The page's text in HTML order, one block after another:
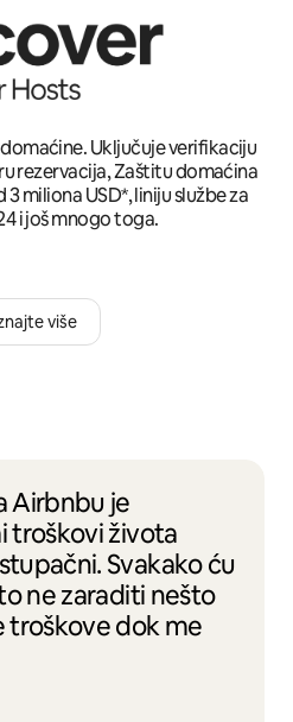
Uključuje verifikaciju
rezervacija, Zaštitu domaćina
miliona USD*, liniju službe za
i još mnogo toga.
više
Airbnbu je
troškovi života
Svakako ću
ne zaraditi nešto
troškove dok me